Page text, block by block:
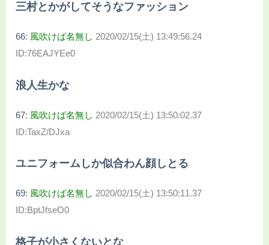
三村とかがしてそうなファッション
66: 風吹けば名無し 2020/02/15(土) 13:49:56.24
ID:76EAJYEe0
浪人生かな
67: 風吹けば名無し 2020/02/15(土) 13:50:02.37
ID:TaxZ/DJxa
ユニフォームしか似合わん顔しとる
69: 風吹けば名無し 2020/02/15(土) 13:50:11.37
ID:BptJfseO0
格子が小さくないとな